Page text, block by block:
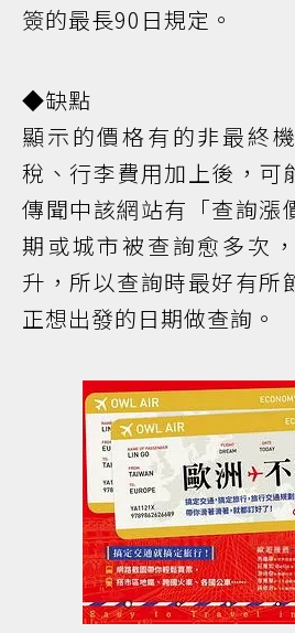
簽的最長90日規定。
◆缺點
顯示的價格有的非最終
稅、行李費用加上後，可
傳聞中該網站有「查詢漲
期或城市被查詢愈多次
升，所以查詢時最好有所
正想出發的日期做查詢。